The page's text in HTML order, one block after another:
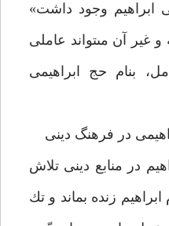
وجود داشت»
آن مىتواند عاملى
بنام حج ابراهيمى
در منابع دينى تلاش
زنده بماند و تك